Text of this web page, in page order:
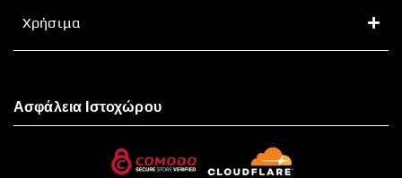
Χρήσιμα
Ασφάλεια Ιστοχώρου